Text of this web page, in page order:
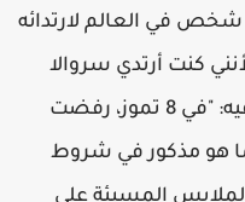
شخص في العالم لارتدائه
كنت أرتدي سروالا
قصيرا في الولايات المتحدة!!". ومن جهتها، أصدرت شركة الطيران بيانا جاء فيه: "في 8 تموز، رفضت
هو مذكور في شروط
المسيئة على